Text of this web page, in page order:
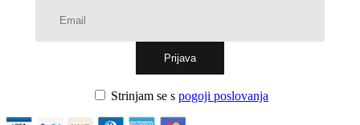
Strinjam se s pogoji poslovanja